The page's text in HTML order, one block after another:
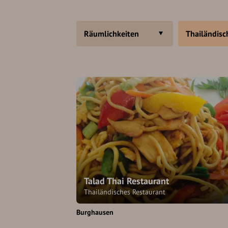
Räumlichkeiten
Talad Thai Restaurant
Thailändisches Restaurant
Burghausen